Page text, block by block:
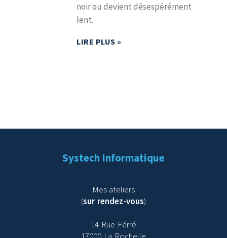
noir ou devient désespérément
lent.
LIRE PLUS »
Systech Informatique
Mes ateliers
(sur rendez-vous)
14 Rue Férré